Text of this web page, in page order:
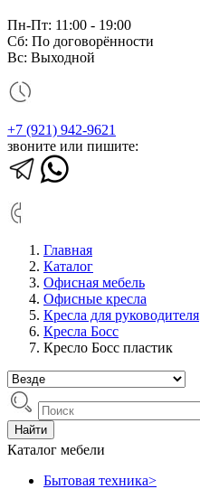
Пн-Пт: 11:00 - 19:00
Сб: По договорённости
Вс: Выходной
+7 (921) 942-9621
звоните или пишите:
Главная
Каталог
Офисная мебель
Офисные кресла
Кресла для руководителя
Кресла Босс
Кресло Босс пластик
Найти
Каталог мебели
Бытовая техника>